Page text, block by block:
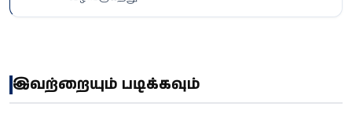
இவற்றையும் படிக்கவும்